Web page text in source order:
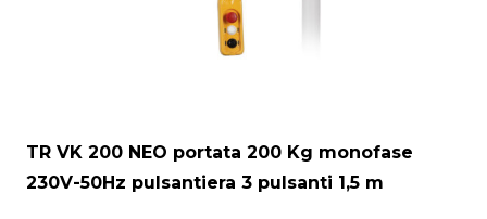
TR VK 200 NEO portata 200 Kg monofase
230V-50Hz pulsantiera 3 pulsanti 1,5 m